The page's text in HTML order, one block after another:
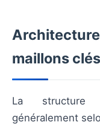
maillons clés
La structure
généralement